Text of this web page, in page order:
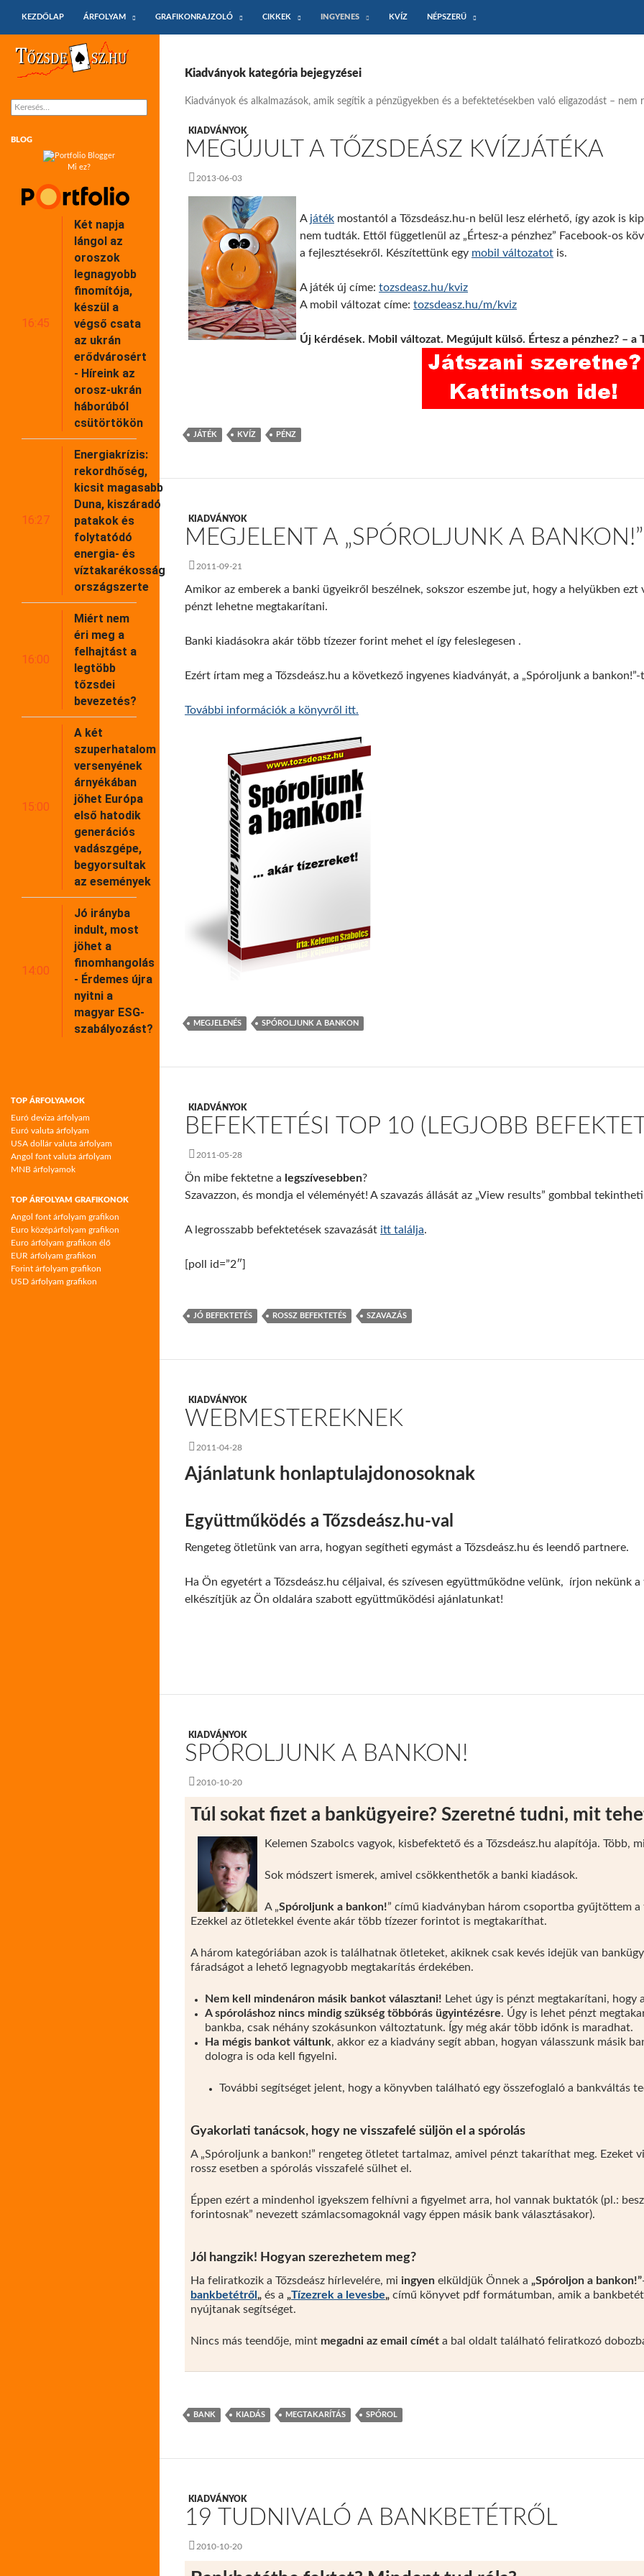
KEZDŐLAP
ÁRFOLYAM GRAFIKONRAJZOLÓ CIKKEK INGYENES KVÍZ NÉPSZERŰ
Kiadványok kategória bejegyzései
Kiadványok és alkalmazások, amik segítik a pénzügyekben és a befektetésekben való eligazodást – nem
KIADVÁNYOK
MEGÚJULT A TŐZSDEÁSZ KVÍZJÁTÉKA
2013-06-03
A játék mostantól a Tőzsdeász.hu-n belül lesz elérhető, így azok is
nem tudták. Ettől függetlenül az „Értesz-a pénzhez” Facebook-os
a fejlesztésekről. Készítettünk egy mobil változatot is.
A játék új címe: tozsdeasz.hu/kviz
A mobil változat címe: tozsdeasz.hu/m/kviz
Új kérdések. Mobil változat. Megújult külső. Értesz a pénzhez? – a
JÁTÉK KVÍZ PÉNZ
KIADVÁNYOK
MEGJELENT A „SPÓROLJUNK A BANKON!”
2011-09-21
Amikor az emberek a banki ügyeikről beszélnek, sokszor eszembe jut, hogy a helyükben
pénzt lehetne megtakarítani.
Banki kiadásokra akár több tízezer forint mehet el így feleslegesen .
Ezért írtam meg a Tőzsdeász.hu a következő ingyenes kiadványát, a „Spóroljunk a bankon!”-
További információk a könyvről itt.
MEGJELENÉS SPÓROLJUNK A BANKON
KIADVÁNYOK
BEFEKTETÉSI TOP 10 (LEGJOBB
2011-05-28
Ön mibe fektetne a legszívesebben?
Szavazzon, és mondja el véleményét! A szavazás állását az „View results” gombbal
A legrosszabb befektetések szavazását itt találja.
[poll id=”2″]
JÓ BEFEKTETÉS ROSSZ BEFEKTETÉS SZAVAZÁS
KIADVÁNYOK
WEBMESTEREKNEK
2011-04-28
Ajánlatunk honlaptulajdonosoknak
Együttműködés a Tőzsdeász.hu-val
Rengeteg ötletünk van arra, hogyan segítheti egymást a Tőzsdeász.hu és leendő partnere.
Ha Ön egyetért a Tőzsdeász.hu céljaival, és szívesen együttműködne velünk, írjon nekünk
elkészítjük az Ön oldalára szabott együttműködési ajánlatunkat!
KIADVÁNYOK
SPÓROLJUNK A BANKON!
2010-10-20
Túl sokat fizet a bankügyeire? Szeretné tudni, mit
Kelemen Szabolcs vagyok, kisbefektető és a Tőzsdeász.hu alapítója. Több,
Sok módszert ismerek, amivel csökkenthetők a banki kiadások.
A „Spóroljunk a bankon!” című kiadványban három csoportba gyűjtöttem
Ezekkel az ötletekkel évente akár több tízezer forintot is megtakaríthat.
A három kategóriában azok is találhatnak ötleteket, akiknek csak kevés idejük van
fáradságot a lehető legnagyobb megtakarítás érdekében.
Nem kell mindenáron másik bankot választani! Lehet úgy is pénzt megtakarítani, hogy
A spóroláshoz nincs mindig szükségtöbbórás ügyintézésre. Úgy is lehet pénzt
bankba, csak néhány szokásunkon változtatunk. Így még akár több időnk is maradhat.
Ha mégis bankot váltunk, akkor ez a kiadvány segít abban, hogyan válasszunk másik
dologra is oda kell figyelni.
További segítséget jelent, hogy a könyvben található egy összefoglaló a bankváltás
Gyakorlati tanácsok, hogy ne visszafelé süljön el a spórolás
A „Spóroljunk a bankon!” rengeteg ötletet tartalmaz, amivel pénzt takaríthat meg. Ezeket
rossz esetben a spórolás visszafelé sülhet el.
Éppen ezért a mindenhol igyekszem felhívni a figyelmet arra, hol vannak buktatók (pl.:
forintosnak” nevezett számlacsomagoknál vagy éppen másik bank választásakor).
Jól hangzik! Hogyan szerezhetem meg?
Ha feliratkozik a Tőzsdeász hírlevelére, mi ingyen elküldjük Önnek a „Spóroljon a bankon!”
bankbetétről „ és a „Tízezrek a levesbe„ című könyvet pdf formátumban, amik a
nyújtanak segítséget.
Nincs más teendője, mint megadni az email címét a bal oldalt található feliratkozó
BANK KIADÁS MEGTAKARÍTÁS SPÓROL
KIADVÁNYOK
19 TUDNIVALÓ A BANKBETÉTRŐL
2010-10-20
Tőzsdeász.hu – árfolyamok és árfolyam
grafikonok
Keresés:
BLOG
Mi ez?
16:45
Két napja
lángol az
oroszok
legnagyobb
finomítója,
készül a
végső csata
az ukrán
erődvárosért
- Híreink az
orosz-ukrán
háborúból
csütörtökön
16:27
Energiakrízis:
rekordhőség,
kicsit magasabb
Duna, kiszáradó
patakok és
folytatódó
energia- és
víztakarékosság
országszerte
16:00
Miért nem
éri meg a
felhajtást a
legtöbb
tőzsdei
bevezetés?
15:00
A két
szuperhatalom
versenyének
árnyékában
jöhet Európa
első hatodik
generációs
vadászgépe,
begyorsultak
az események
14:00
Jó irányba
indult, most
jöhet a
finomhangolás
- Érdemes újra
nyitni a
magyar ESG-
szabályozást?
TOP ÁRFOLYAMOK
Euró deviza árfolyam
Euró valuta árfolyam
USA dollár valuta árfolyam
Angol font valuta árfolyam
MNB árfolyamok
TOP ÁRFOLYAM GRAFIKONOK
Angol font árfolyam grafikon
Euro középárfolyam grafikon
Euro árfolyam grafikon élő
EUR árfolyam grafikon
Forint árfolyam grafikon
USD árfolyam grafikon